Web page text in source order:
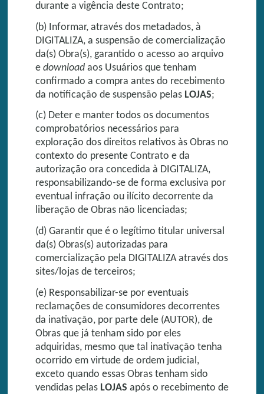
durante a vigência deste Contrato;
(b) Informar, através dos metadados, à
DIGITALIZA, a suspensão de comercialização
da(s) Obra(s), garantido o acesso ao arquivo
e download aos Usuários que tenham
confirmado a compra antes do recebimento
da notificação de suspensão pelas LOJAS;
(c) Deter e manter todos os documentos
comprobatórios necessários para
exploração dos direitos relativos às Obras no
contexto do presente Contrato e da
autorização ora concedida à DIGITALIZA,
responsabilizando-se de forma exclusiva por
eventual infração ou ilícito decorrente da
liberação de Obras não licenciadas;
(d) Garantir que é o legítimo titular universal
da(s) Obras(s) autorizadas para
comercialização pela DIGITALIZA através dos
sites/lojas de terceiros;
(e) Responsabilizar-se por eventuais
reclamações de consumidores decorrentes
da inativação, por parte dele (AUTOR), de
Obras que já tenham sido por eles
adquiridas, mesmo que tal inativação tenha
ocorrido em virtude de ordem judicial,
exceto quando essas Obras tenham sido
vendidas pelas LOJAS após o recebimento de